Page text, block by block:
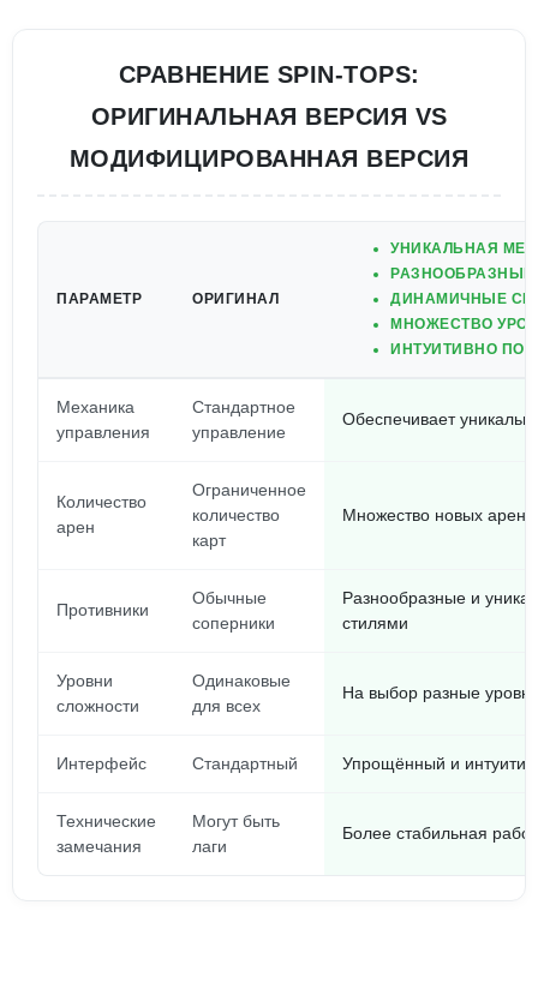
СРАВНЕНИЕ SPIN-TOPS:
ОРИГИНАЛЬНАЯ ВЕРСИЯ VS
МОДИФИЦИРОВАННАЯ ВЕРСИЯ
ПАРАМЕТР ОРИГИНАЛ
УНИКАЛЬНАЯ
ДИНАМИЧНЫЕ
МНОЖЕСТВО
ИНТУИТИВНО
Механика
управления
Стандартное
управление
Обеспечивает
Количество
арен
Ограниченное
количество
карт
Множество новых арен
Противники
Обычные
соперники
Разнообразные и
стилями
Уровни
сложности
Одинаковые
для всех
На выбор разные
Интерфейс Стандартный Упрощённый и
Технические
замечания
Могут быть
лаги
Более стабильная